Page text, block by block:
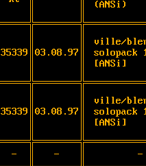
(ANSi)
35339 03.08.97
ville/
solopack
[ANSi]
35339 03.08.97
ville/
solopack
[ANSi]
- - -